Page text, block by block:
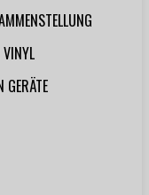
VINYL
GERÄTE